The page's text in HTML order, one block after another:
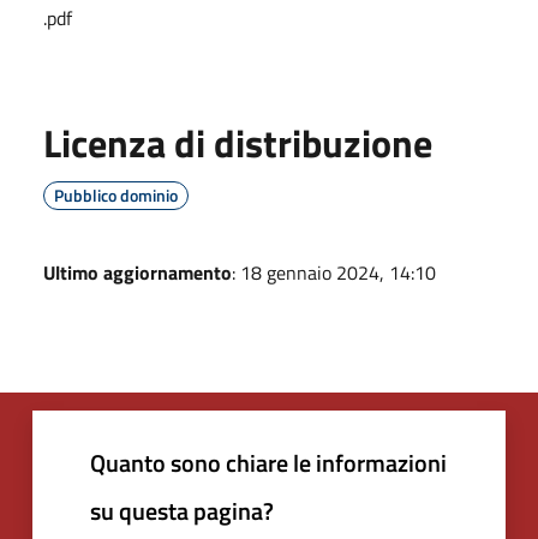
.pdf
Licenza di distribuzione
Pubblico dominio
Ultimo aggiornamento: 18 gennaio 2024, 14:10
Quanto sono chiare le informazioni
su questa pagina?